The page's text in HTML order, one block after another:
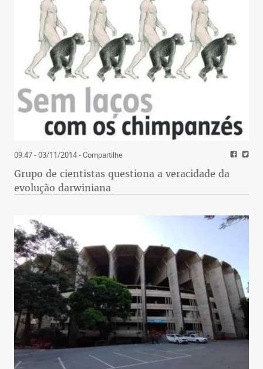
09:47 - 03/11/2014- Compartilhe
Grupo de cientistas questiona a veracidade da
evolução darwiniana